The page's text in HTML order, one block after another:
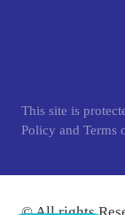
This site is
Policy and Terms